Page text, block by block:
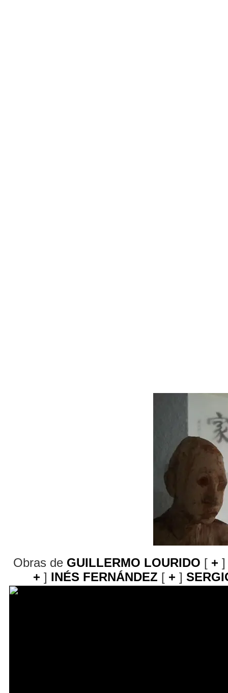
Obras de GUILLERMO LOURIDO [ + ]
+ ] INÉS FERNÁNDEZ [ + ]